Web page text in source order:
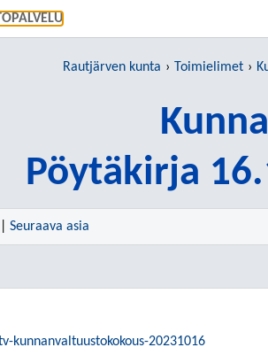
Rautjärven kunta Toimielimet
Pöytäkirja
Seuraava asia
kunnanvaltuustokokous-20231016